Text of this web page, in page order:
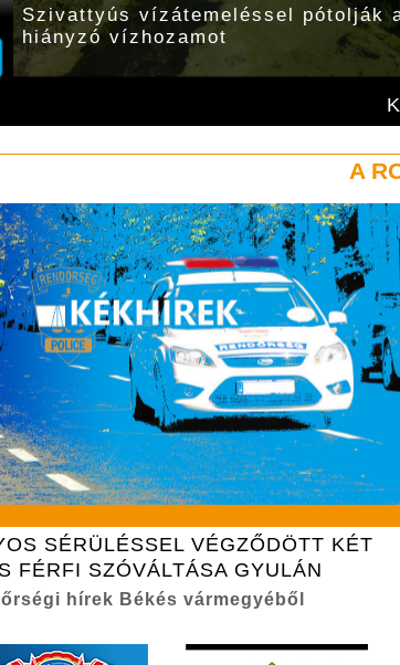
Szivattyús vízátemeléssel pótolják
hiányzó vízhozamot
A
SÉRÜLÉSSEL VÉGZŐDÖTT KÉT
FÉRFI SZÓVÁLTÁSA GYULÁN
hírek Békés vármegyéből